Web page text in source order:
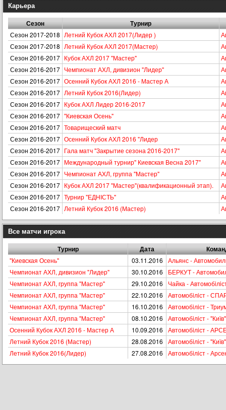
Карьера
Сезон Турнир
Сезон 2017-2018 Летний Кубок АХЛ 2017(Лидер )
Сезон 2017-2018 Летний Кубок АХЛ 2017(Мастер)
Сезон 2016-2017 Кубок АХЛ 2017 "Мастер"
Сезон 2016-2017 Чемпионат АХЛ, дивизион "Лидер"
Сезон 2016-2017 Осенний Кубок АХЛ 2016 - Мастер А
Сезон 2016-2017 Летний Кубок 2016(Лидер)
Сезон 2016-2017 Кубок АХЛ Лидер 2016-2017
Сезон 2016-2017 "Киевская Осень"
Сезон 2016-2017 Товарищеский матч
Сезон 2016-2017 Осенний Кубок АХЛ 2016 "Лидер
Сезон 2016-2017 Гала матч "Закрытие сезона 2016-2017"
Сезон 2016-2017 Международный турнир" Киевская Весна 2017"
Сезон 2016-2017 Чемпионат АХЛ, группа "Мастер"
Сезон 2016-2017 Кубок АХЛ 2017 "Мастер"(квалификационный этап).
Сезон 2016-2017 Турнир "ЕДНІСТЬ"
Сезон 2016-2017 Летний Кубок 2016 (Мастер)
Все матчи игрока
Турнир Дата
"Киевская Осень" 03.11.2016
Альянс -
Чемпионат АХЛ, дивизион "Лидер"
30.10.2016
БЕРКУТ -
Чемпионат АХЛ, группа "Мастер"
29.10.2016
Чайка -
Чемпионат АХЛ, группа "Мастер"
22.10.2016
Автомобiлiст -
Чемпионат АХЛ, группа "Мастер"
16.10.2016
Автомобiлiст -
Чемпионат АХЛ, группа "Мастер"
08.10.2016
Автомобiлiст - "Київ"
Осенний Кубок АХЛ 2016 - Мастер А
10.09.2016
Автомобiлiст -
Летний Кубок 2016 (Мастер)
28.08.2016
Автомобiлiст - "Київ"
Летний Кубок 2016(Лидер)
27.08.2016 Автомобiлiст -